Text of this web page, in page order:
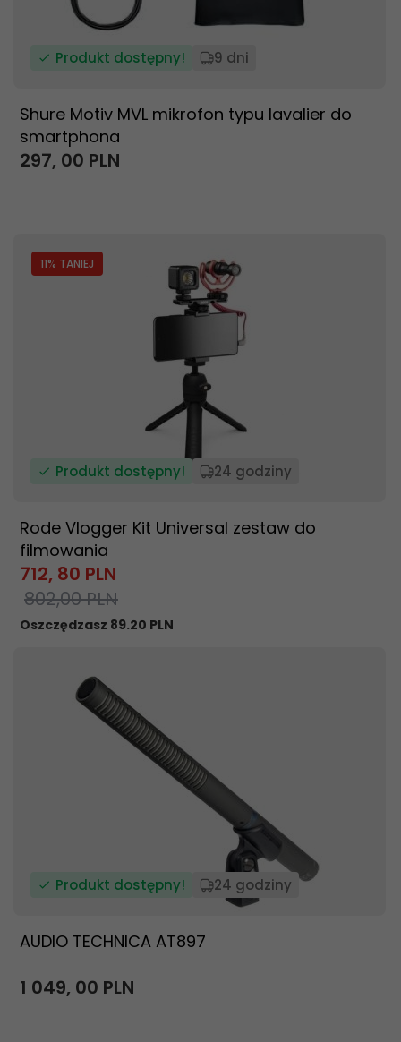
Produkt dostępny! 9 dni
Shure Motiv MVL mikrofon typu lavalier do
smartphona
297, 00 PLN
11% TANIEJ
Produkt dostępny! 24 godziny
Rode Vlogger Kit Universal zestaw do
filmowania
712, 80 PLN
802,00 PLN
Oszczędzasz 89.20 PLN
Produkt dostępny! 24 godziny
AUDIO TECHNICA AT897
1 049, 00 PLN